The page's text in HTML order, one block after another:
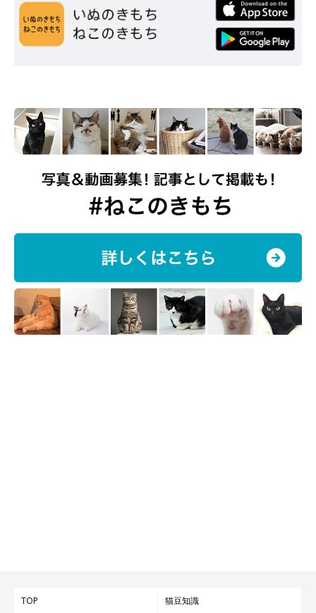
帰宅後に荷物のニオイを確認する猫の行動には、どのような理由
があるのでしょうか。ねこのきもち獣医師相談室の岡本りさ先生
に聞きました。
「猫が荷物のニオイを確認するのは、下記のような理由が考えら
れます。
・好奇心から
・安全かどうか確認するため
TOP 猫豆知識